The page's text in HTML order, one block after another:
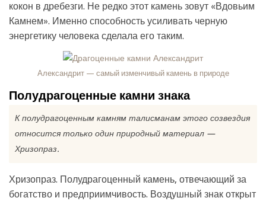
кокон в дребезги. Не редко этот камень зовут «Вдовьим
Камнем». Именно способность усиливать черную
энергетику человека сделала его таким.
Александрит — самый изменчивый камень в природе
Полудрагоценные камни знака
К полудрагоценным камням талисманам этого созвездия
относится только один природный материал —
Хризопраз.
Хризопраз. Полудрагоценный камень, отвечающий за
богатство и предприимчивость. Воздушный знак открыт